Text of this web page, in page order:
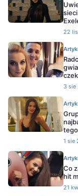
22
3 sie
1 sie
Co
hit
21